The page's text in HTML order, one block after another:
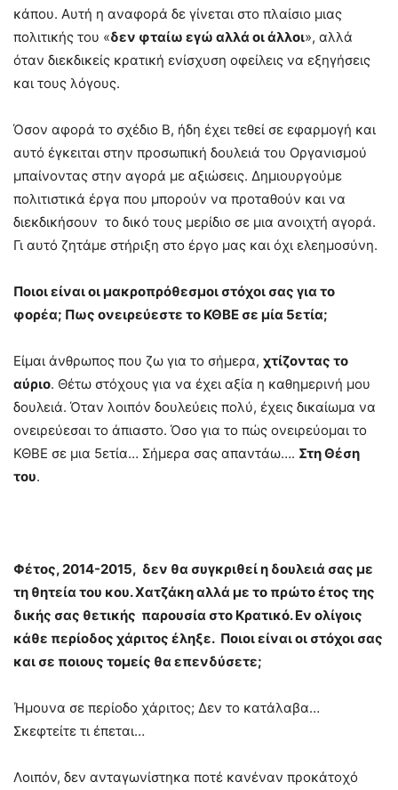
κάπου. Αυτή η αναφορά δε γίνεται στο πλαίσιο μιας
πολιτικής του «δεν φταίω εγώ αλλά οι άλλοι», αλλά
όταν διεκδικείς κρατική ενίσχυση οφείλεις να εξηγήσεις
και τους λόγους.
Όσον αφορά το σχέδιο Β, ήδη έχει τεθεί σε εφαρμογή και
αυτό έγκειται στην προσωπική δουλειά του Οργανισμού
μπαίνοντας στην αγορά με αξιώσεις. Δημιουργούμε
πολιτιστικά έργα που μπορούν να προταθούν και να
διεκδικήσουν το δικό τους μερίδιο σε μια ανοιχτή αγορά.
Γι αυτό ζητάμε στήριξη στο έργο μας και όχι ελεημοσύνη.
Ποιοι είναι οι μακροπρόθεσμοι στόχοι σας για το
φορέα; Πως ονειρεύεστε το ΚΘΒΕ σε μία 5ετία;
Είμαι άνθρωπος που ζω για το σήμερα, χτίζοντας το
αύριο. Θέτω στόχους για να έχει αξία η καθημερινή μου
δουλειά. Όταν λοιπόν δουλεύεις πολύ, έχεις δικαίωμα να
ονειρεύεσαι το άπιαστο. Όσο για το πώς ονειρεύομαι το
ΚΘΒΕ σε μια 5ετία… Σήμερα σας απαντάω…. Στη Θέση
του.
Φέτος, 2014-2015, δεν θα συγκριθεί η δουλειά σας με
τη θητεία του κου. Χατζάκη αλλά με το πρώτο έτος της
δικής σας θετικής παρουσία στο Κρατικό. Εν ολίγοις
κάθε περίoδος χάριτος έληξε. Ποιοι είναι οι στόχοι σας
και σε ποιους τομείς θα επενδύσετε;
Ήμουνα σε περίοδο χάριτος; Δεν το κατάλαβα…
Σκεφτείτε τι έπεται…
Λοιπόν, δεν ανταγωνίστηκα ποτέ κανέναν προκάτοχό